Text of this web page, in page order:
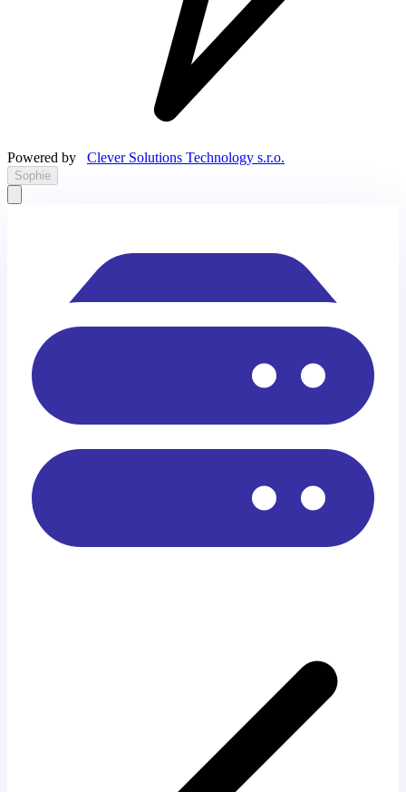
Powered by Clever Solutions Technology s.r.o.
Sophie